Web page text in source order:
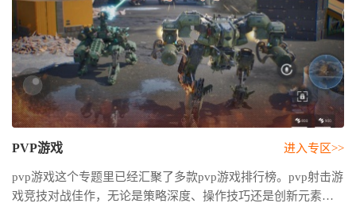
PVP游戏
pvp游戏这个专题里已经汇聚了多款pvp游戏排行榜。pvp射击游
戏竞技对战佳作，无论是策略深度、操作技巧还是创新元素，
进入专区>>